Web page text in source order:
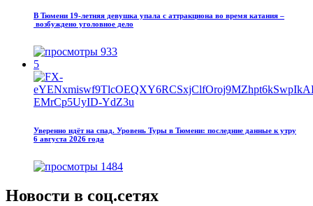
В Тюмени 19‑летняя девушка упала с аттракциона во время катания –
возбуждено уголовное дело
933
5
Уверенно идёт на спад. Уровень Туры в Тюмени: последние данные к утру
6 августа 2026 года
1484
Новости в соц.сетях